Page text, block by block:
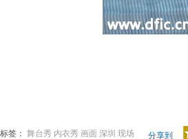
标签： 舞台秀 内衣秀 画面 深圳 现场 分享到